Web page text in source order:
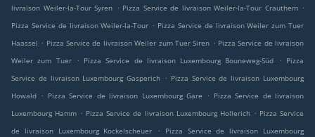
livraison Weiler-la-Tour Syren . Pizza Service de livraison Weiler-la-Tour Crauthem .
Pizza Service de livraison Weiler-la-Tour . Pizza Service de livraison Weiler zum Tuer
Haassel . Pizza Service de livraison Weiler zum Tuer Siren . Pizza Service de livraison
Weiler zum Tuer
. Pizza Service de livraison Luxembourg Bouneweg-Süd . Pizza
Service de livraison Luxembourg Gasperich . Pizza Service de livraison Luxembourg
Howald . Pizza Service de livraison Luxembourg Gare . Pizza Service de livraison
Luxembourg Hamm . Pizza Service de livraison Luxembourg Hollerich . Pizza Service
de livraison Luxembourg Kockelscheuer
.
Pizza Service de livraison Luxembourg